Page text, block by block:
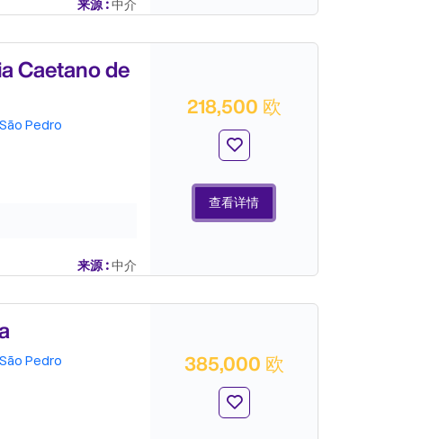
来源 :中介
Caetano de
São Pedro
来源 :中介
218,500 欧
查看详情
São Pedro 385,000 欧